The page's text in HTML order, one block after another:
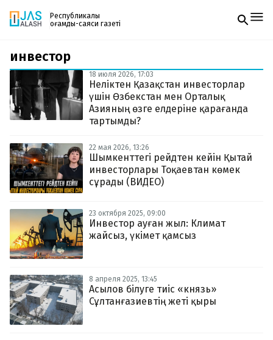
Республикалық
қоғамдық-саяси газеті
Жаңалықтар
Спорт
Live
Руханият
Аймақ
Архив
Редакциямен байланыс
+7 708 604 51 06
Жарнама бөлімі
+7 701 220 64 52
zhasalash100@gmail.com
Газетке жазылу
PDF форматтағы газетті ай сайын электронды
поштаңызға алып отырыңыз. Жаңа нөмір
шыққан сәтте сізге бірден жіберіледі. Тек email
инвестор
18 июля 2026, 17:03
Неліктен Қазақстан инвесторлар
үшін Өзбекстан мен Орталық
Азияның өзге елдеріне қарағанда
тартымды?
22 мая 2026, 13:26
Шымкенттегі рейдтен кейін Қытай
инвесторлары Тоқаевтан көмек
сұрады (ВИДЕО)
23 октября 2025, 09:00
Инвестор ауған жыл: Климат
жайсыз, үкімет қамсыз
8 апреля 2025, 13:45
Асылов білуге тиіс «князь»
Сұлтанғазиевтің жеті қыры